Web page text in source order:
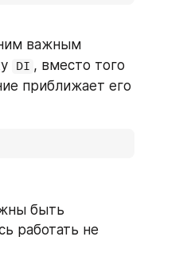
важным
DI , вместо того
приближает его
быть
работать не